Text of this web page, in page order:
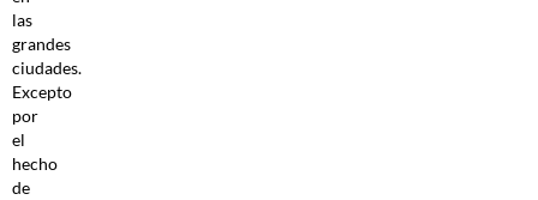
las
grandes
ciudades.
Excepto
por
el
hecho
de